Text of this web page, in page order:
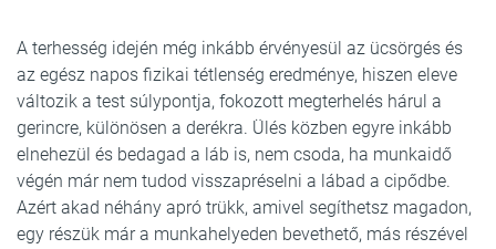
A terhesség idején még inkább érvényesül az ücsörgés és
az egész napos fizikai tétlenség eredménye, hiszen eleve
változik a test súlypontja, fokozott megterhelés hárul a
gerincre, különösen a derékra. Ülés közben egyre inkább
elnehezül és bedagad a láb is, nem csoda, ha munkaidő
végén már nem tudod visszapréselni a lábad a cipődbe.
Azért akad néhány apró trükk, amivel segíthetsz magadon,
egy részük már a munkahelyeden bevethető, más részével